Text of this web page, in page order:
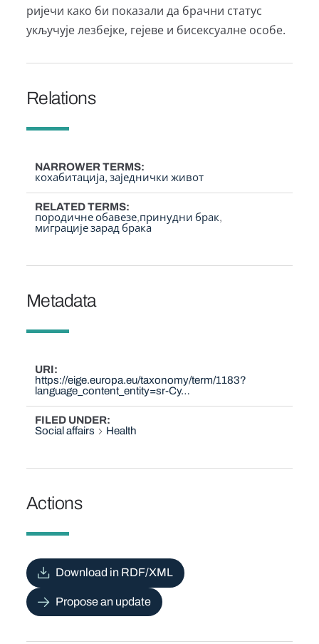
ријечи како би показали да брачни статус
укључује лезбејке, гејеве и бисексуалне особе.
Relations
NARROWER TERMS
кохабитација, заједнички живот
RELATED TERMS
породичне обавезе принудни брак
миграције зарад брака
Metadata
URI
https://eige.europa.eu/taxonomy/term/1183?
language_content_entity=sr-Cy…
FILED UNDER
Social affairs
Health
Actions
Download in RDF/XML
Propose an update